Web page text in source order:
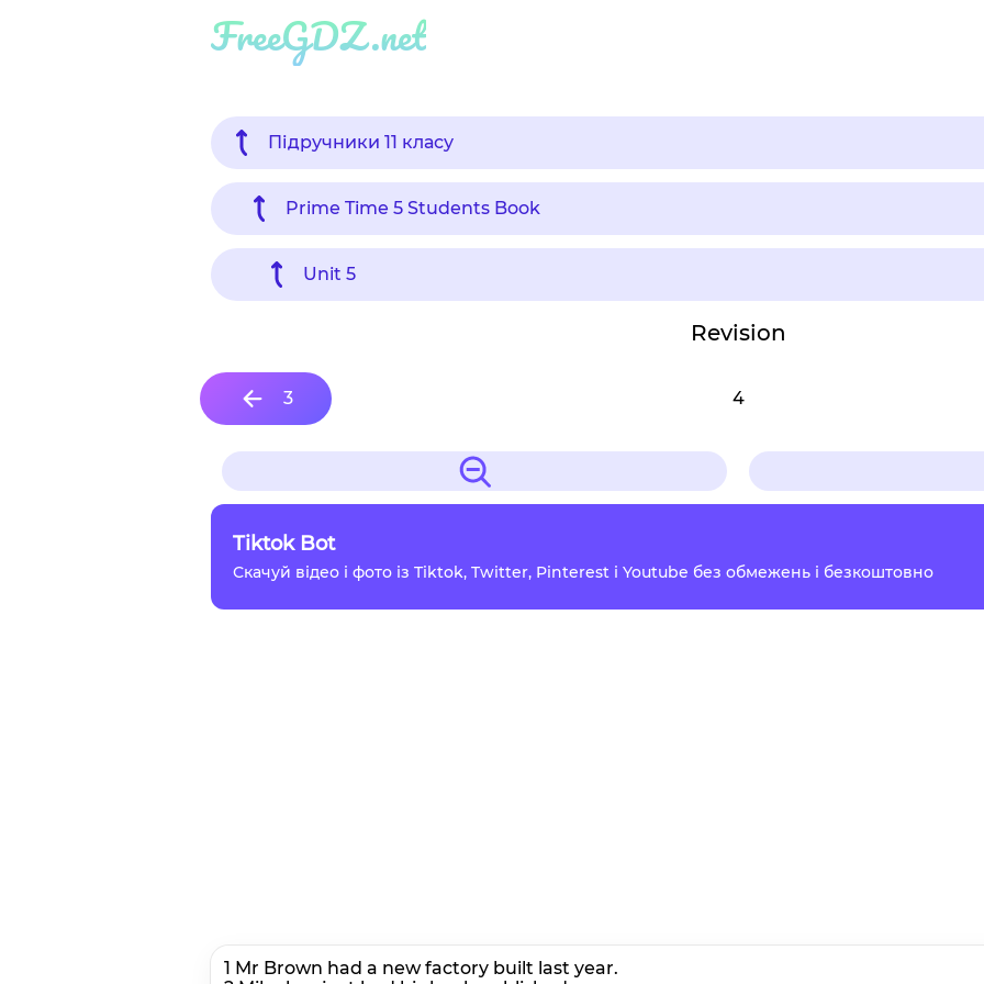
FreeGDZ.net
Підручники 11 класу
Prime Time 5 Students Book
Unit 5
Revision
3 4
Tiktok Bot
Скачуй відео і фото із Tiktok, Twitter, Pinterest і Youtube без обмежень і безкоштовно
1 Mr Brown had a new factory built last year.